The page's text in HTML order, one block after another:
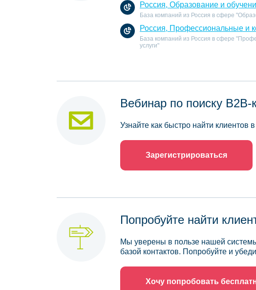
Россия, Образование и
База компаний из Россия в сфере
Россия, Профессиональные и
База компаний из Россия в сфере
услуги"
Вебинар по поиску B2B-
Узнайте как быстро найти
Зарегистрироваться
Попробуйте найти
Мы уверены в пользе нашей
базой контактов. Попробуйте и
Хочу попробовать